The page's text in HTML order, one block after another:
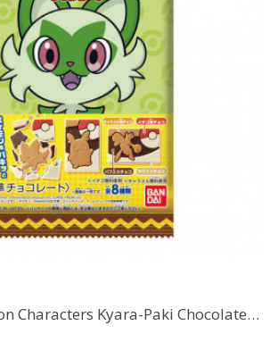
Bandai Pokemon Characters Kyara-Paki Chocolate (2)